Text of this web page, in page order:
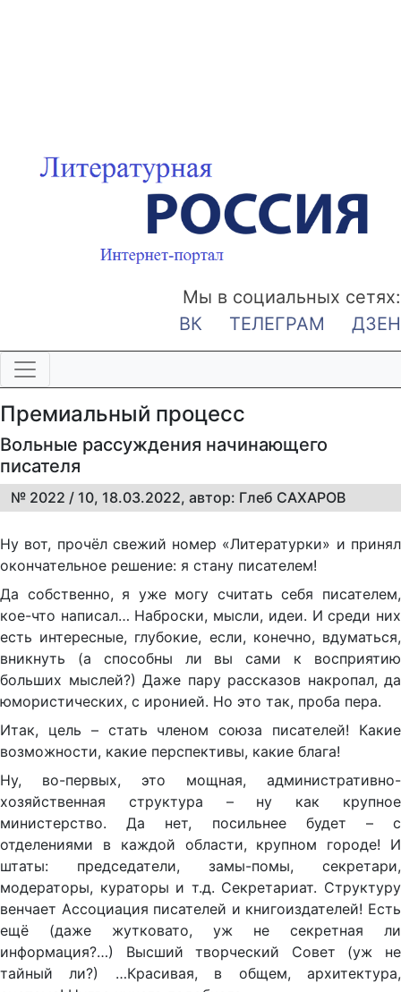
Мы в социальных сетях:
ВК
ТЕЛЕГРАМ ДЗЕН
Премиальный процесс
Вольные рассуждения начинающего
писателя
№ 2022 / 10, 18.03.2022, автор: Глеб САХАРОВ
Ну вот, прочёл свежий номер «Литературки» и принял
окончательное решение: я стану писателем!
Да собственно, я уже могу считать себя писателем,
кое-что написал… Наброски, мысли, идеи. И среди них
есть интересные, глубокие, если, конечно, вдуматься,
вникнуть (а способны ли вы сами к восприятию
больших мыслей?) Даже пару рассказов накропал, да
юмористических, с иронией. Но это так, проба пера.
Итак, цель – стать членом союза писателей! Какие
возможности, какие перспективы, какие блага!
Ну, во-первых, это мощная, административно-
хозяйственная структура – ну как крупное
министерство. Да нет, посильнее будет – с
отделениями в каждой области, крупном городе! И
штаты: председатели, замы-помы, секретари,
модераторы, кураторы и т.д. Секретариат. Структуру
венчает Ассоциация писателей и книгоиздателей! Есть
ещё (даже жутковато, уж не секретная ли
информация?…) Высший творческий Совет (уж не
тайный ли?) …Красивая, в общем, архитектура,